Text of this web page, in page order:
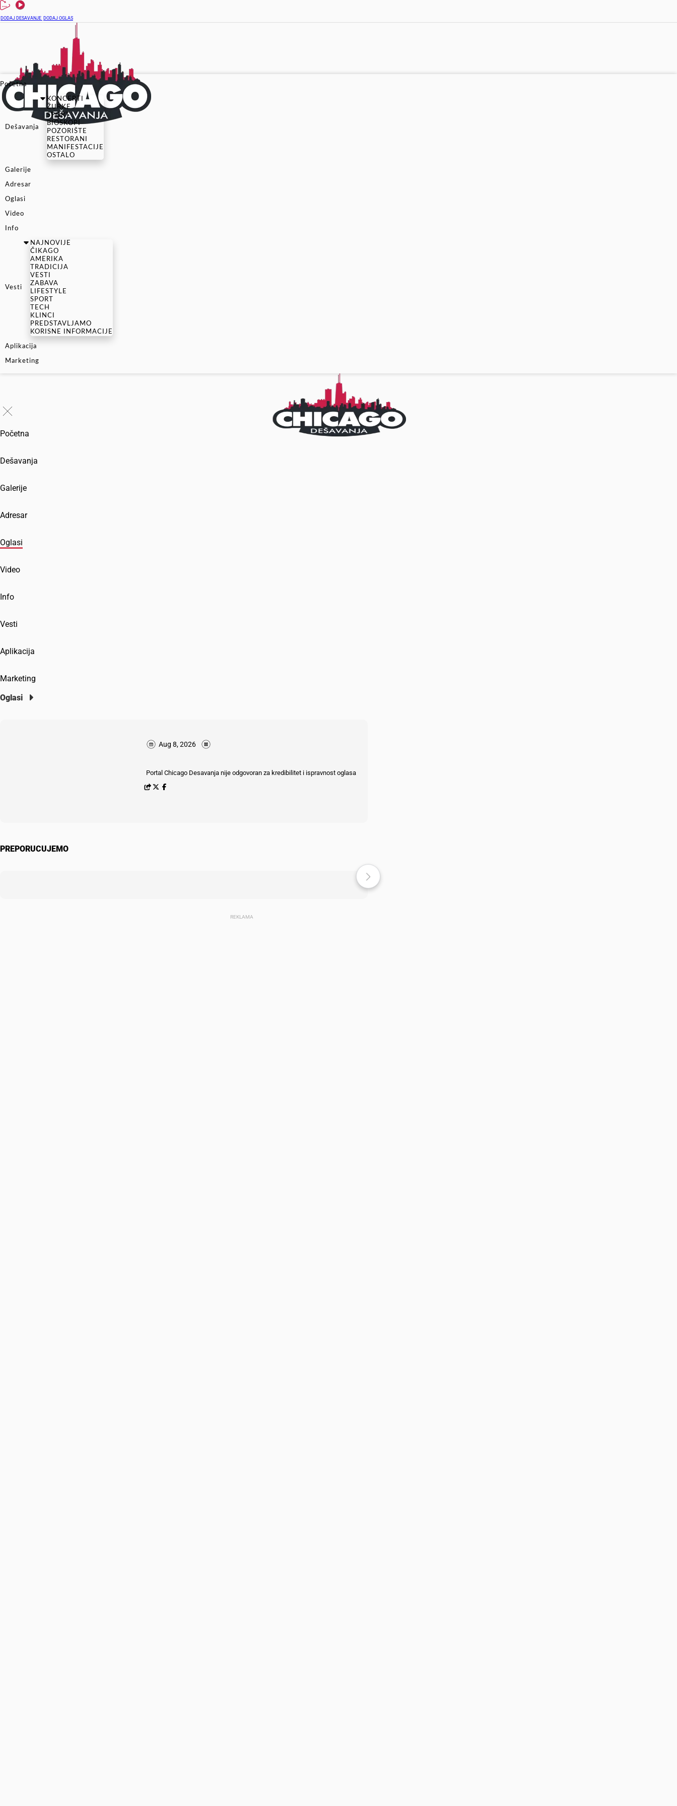
DODAJ DESAVANJE DODAJ OGLAS
Početna
Dešavanja
KONCERTI
ŽURKE
SPORT
BIOSKOPI
POZORIŠTE
RESTORANI
MANIFESTACIJE
OSTALO
Galerije
Adresar
Oglasi
Video
Info
Vesti
NAJNOVIJE
ČIKAGO
AMERIKA
TRADICIJA
VESTI
ZABAVA
LIFESTYLE
SPORT
TECH
KLINCI
PREDSTAVLJAMO
KORISNE INFORMACIJE
Aplikacija
Marketing
Početna
Dešavanja
Galerije
Adresar
Oglasi
Video
Info
Vesti
Aplikacija
Marketing
Oglasi
Aug 8, 2026
Portal Chicago Desavanja nije odgovoran za kredibilitet i ispravnost oglasa
PREPORUCUJEMO
REKLAMA